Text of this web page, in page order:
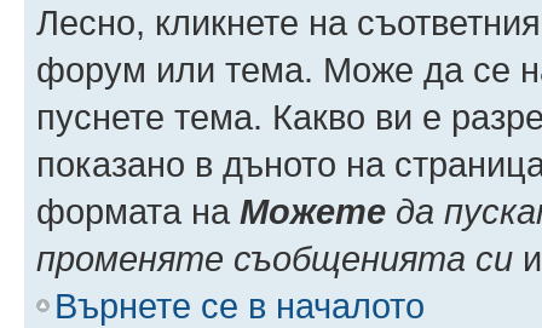
Лесно, кликнете на
форум или тема. Може да се
пуснете тема. Какво ви е
показано в дъното на
формата на Можете да
променяте съобщенията си
Върнете се в началото